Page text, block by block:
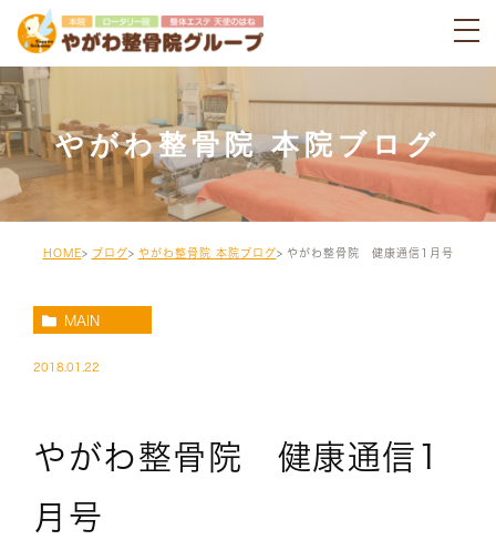
やがわ整骨院 本院ブログ
HOME ブログ やがわ整骨院 本院ブログ やがわ整骨院 健康通信1月号
MAIN
2018.01.22
やがわ整骨院 健康通信1
月号